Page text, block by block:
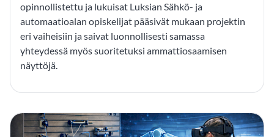
opinnollistettu ja lukuisat Luksian Sähkö- ja
automaatioalan opiskelijat pääsivät mukaan projektin
eri vaiheisiin ja saivat luonnollisesti samassa
yhteydessä myös suoritetuksi ammattiosaamisen
näyttöjä.